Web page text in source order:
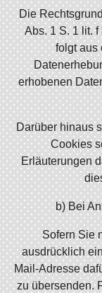
Die
Abs. 1 S. 1 lit.
folgt aus
erhobenen
Darüber hinaus
Cookies
Erläuterungen
b) Bei
Sofern Sie
ausdrücklich
Mail-Adresse
zu übersenden.